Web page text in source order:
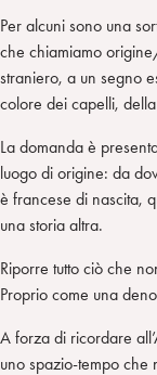
Per alcuni sono una
che chiamiamo
straniero, a un segno
colore dei capelli,
La domanda è
luogo di origine: da
è francese di nascita,
una storia altra.
Riporre tutto ciò che
Proprio come una
A forza di ricordare
uno spazio-tempo